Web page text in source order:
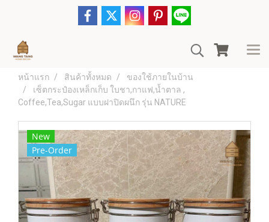
หน้าแรก สินค้าทั้งหมด
ของใช้ภายในบ้าน
เซ็ตกระป๋องเหล็กเก็บ ใบชา,กาแฟ,น้ำตาล ,
Coffee,Tea,Sugar แบบฝาปิดผนึก รุ่น NATURE
New
Pre-Order